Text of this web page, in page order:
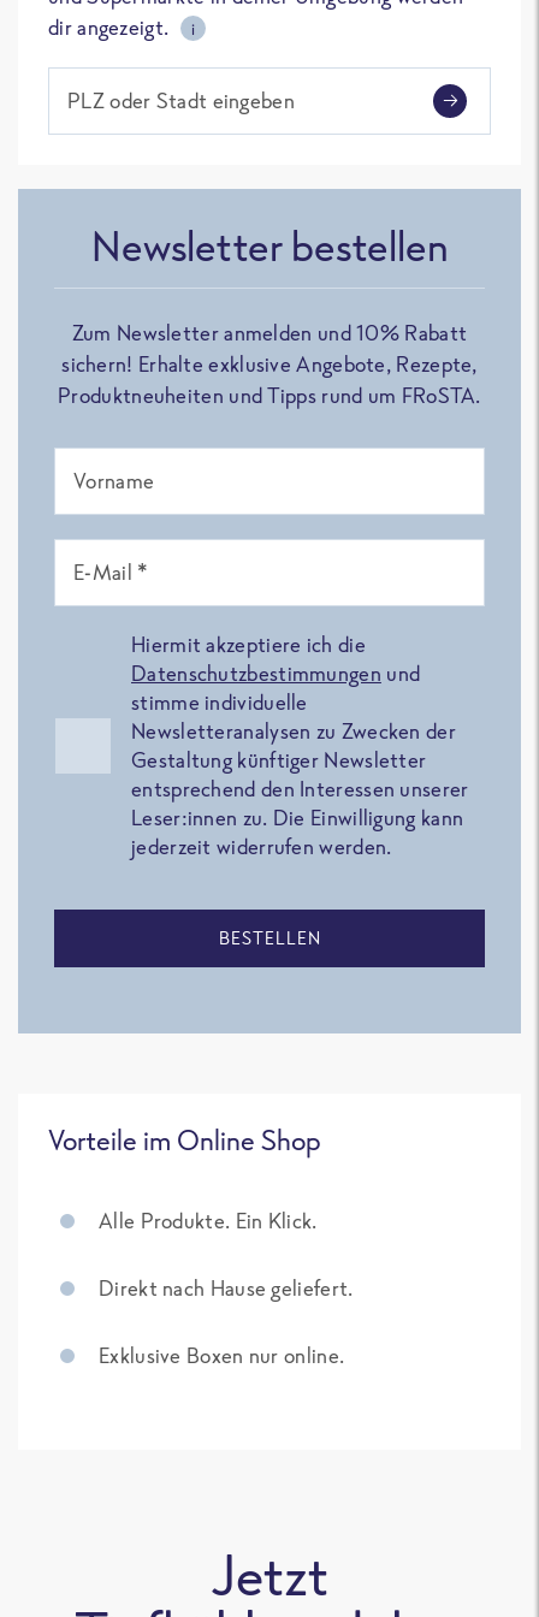
dir angezeigt.
i
PLZ oder Stadt eingeben
Newsletter bestellen
Zum Newsletter anmelden und 10% Rabatt
sichern! Erhalte exklusive Angebote, Rezepte,
Produktneuheiten und Tipps rund um FRoSTA.
Vorname
E-Mail *
Hiermit akzeptiere ich die
Datenschutzbestimmungen und
stimme individuelle
Newsletteranalysen zu Zwecken der
Gestaltung künftiger Newsletter
entsprechend den Interessen unserer
Leser:innen zu. Die Einwilligung kann
jederzeit widerrufen werden.
BESTELLEN
Vorteile im Online Shop
Alle Produkte. Ein Klick.
Direkt nach Hause geliefert.
Exklusive Boxen nur online.
Jetzt